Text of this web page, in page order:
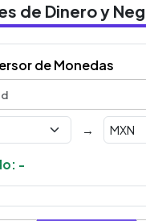
de Dinero y
de Monedas
→
-